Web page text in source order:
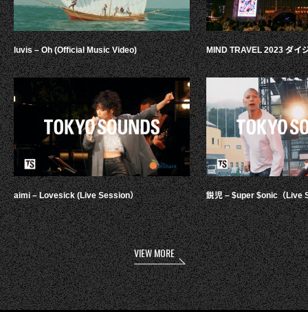
luvis – Oh (Official Music Video)
aimi – Lovesick (Live Session）
MIND TRAVEL 2023 ダイ
鋭児 – $uper $onic（Live
VIEW MORE